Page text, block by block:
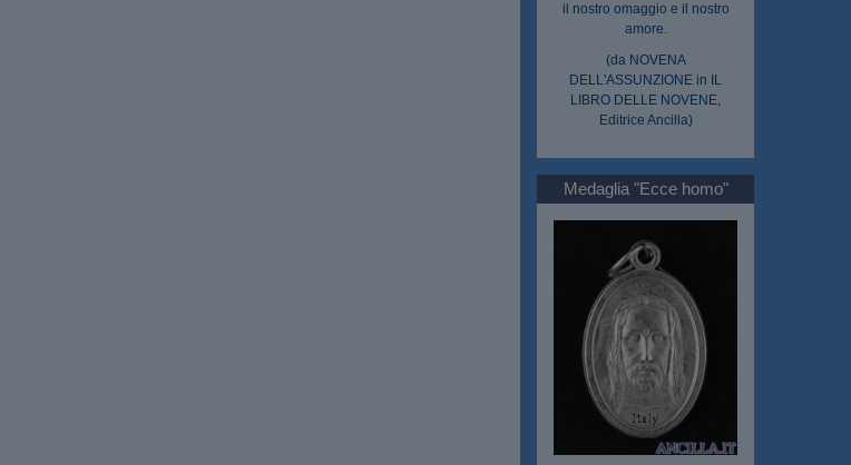
il nostro omaggio e il nostro
amore.
(da NOVENA
DELL'ASSUNZIONE in IL
LIBRO DELLE NOVENE,
Editrice Ancilla)
Medaglia "Ecce homo"